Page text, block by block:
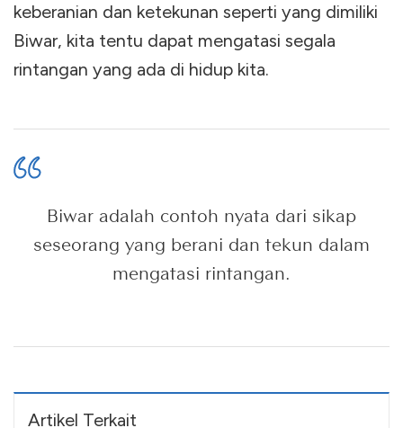
keberanian dan ketekunan seperti yang dimiliki
Biwar, kita tentu dapat mengatasi segala
rintangan yang ada di hidup kita.
Biwar adalah contoh nyata dari sikap
seseorang yang berani dan tekun dalam
mengatasi rintangan.
Artikel Terkait